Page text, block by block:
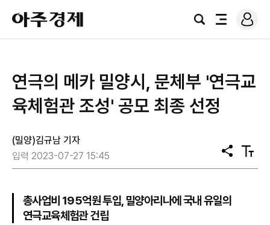
아
주
경
검
전
로
그
연극의 메카 밀양시, 문체부 '연극교
육체험관 조성' 공모 최종 선정
(밀양)김규남 기자
입력 2023-07-27 15:45
공
유
텍
스
총사업비 195억원 투입, 밀양아리나에 국내 유일의
연극교육체험관 건립